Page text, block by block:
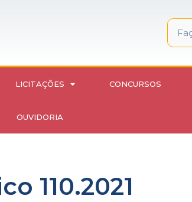
LICITAÇÕES CONCURSOS
OUVIDORIA
110.2021